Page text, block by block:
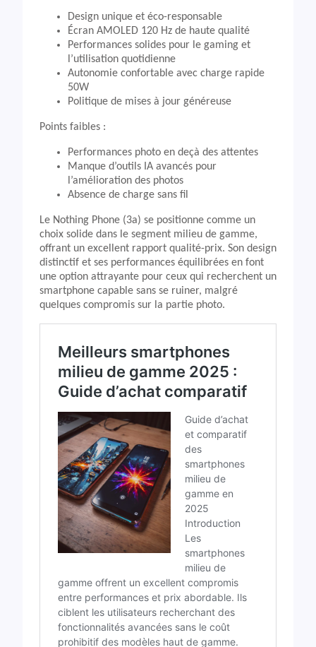
Design unique et éco-responsable
Écran AMOLED 120 Hz de haute qualité
Performances solides pour le gaming et
l’utilisation quotidienne
Autonomie confortable avec charge rapide
50W
Politique de mises à jour généreuse
Points faibles :
Performances photo en deçà des attentes
Manque d’outils IA avancés pour
l’amélioration des photos
Absence de charge sans fil
Le Nothing Phone (3a) se positionne comme un
choix solide dans le segment milieu de gamme,
offrant un excellent rapport qualité-prix. Son design
distinctif et ses performances équilibrées en font
une option attrayante pour ceux qui recherchent un
smartphone capable sans se ruiner, malgré
quelques compromis sur la partie photo.